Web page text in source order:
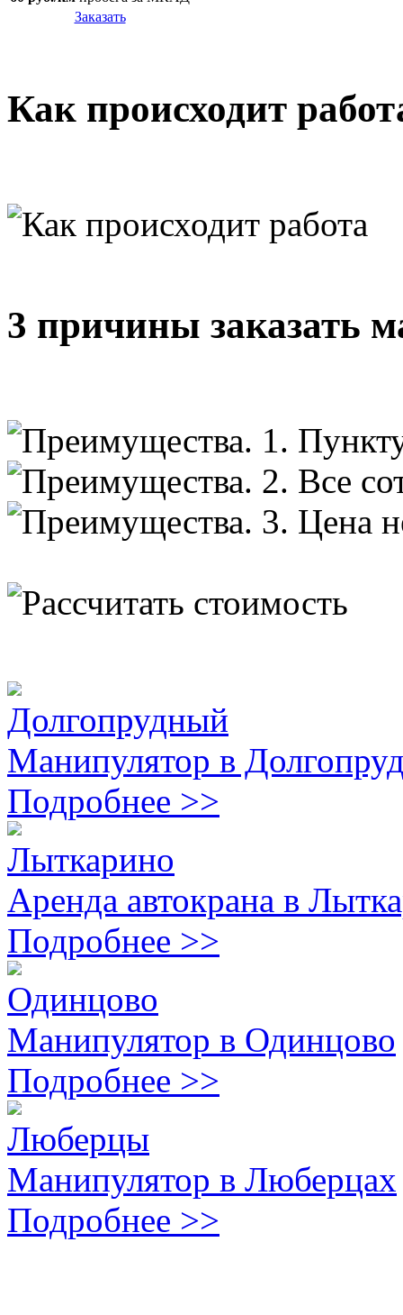
Заказать
Как происходит
3 причины заказать
Долгопрудный
Манипулятор в
Подробнее >>
Лыткарино
Аренда автокрана в
Подробнее >>
Одинцово
Манипулятор в Одинцово
Подробнее >>
Люберцы
Манипулятор в Люберцах
Подробнее >>